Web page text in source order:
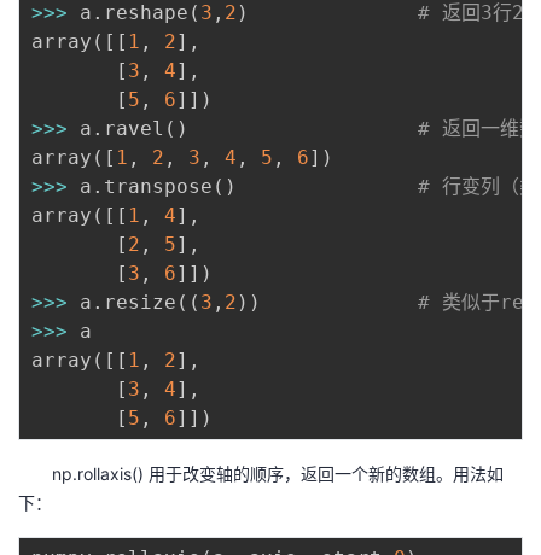
>>> a . reshape ( 3 , 2 )
# 返回3行2
array ( [ [ 1 , 2] ,
[ 3 , 4] ,
[ 5 , 6] ] )
>>> a . ravel ( )
# 返回一维
array ( [ 1 , 2 , 3 , 4 , 5 , 6] )
>>> a . transpose ( )
# 行变列（类
array ( [ [ 1 , 4] ,
[ 2 , 5] ,
[ 3 , 6] ] )
>>> a . resize ( ( 3 , 2 ) )
# 类似于
>>> a
array ( [ [ 1 , 2] ,
[ 3 , 4] ,
[ 5 , 6] ] )
np.rollaxis() 用于改变轴的顺序，返回一个新的数组。用法如
下：